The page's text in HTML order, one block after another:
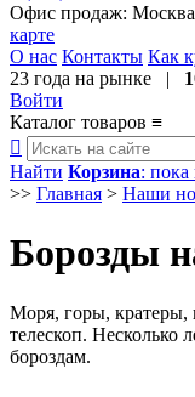
Офис продаж:
карте
О нас Контакты Как
23 года на рынке |
Войти
Каталог товаров ≡

Найти Корзина: пока
>> Главная > Наши
Борозды
Моря, горы, кратеры,
телескоп. Несколько
бороздам.